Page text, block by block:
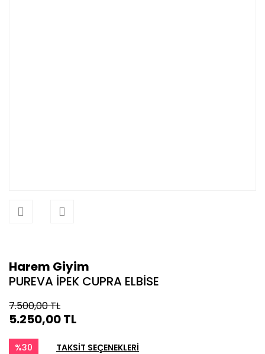
Harem Giyim
PUREVA İPEK CUPRA ELBİSE
7.500,00 TL
5.250,00 TL
%30 TAKSİT SEÇENEKLERİ